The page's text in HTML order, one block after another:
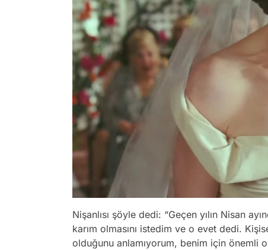
Nişanlısı şöyle dedi: “Geçen yılın Nisan
karım olmasını istedim ve o evet dedi.
olduğunu anlamıyorum, benim için önemli